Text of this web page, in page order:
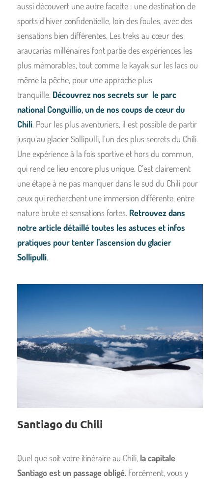
aussi découvert une autre facette : une destination de
sports d’hiver confidentielle, loin des foules, avec des
sensations bien différentes. Les treks au cœur des
araucarias millénaires font partie des expériences les
plus mémorables, tout comme le kayak sur les lacs ou
même la pêche, pour une approche plus
tranquille. Découvrez nos secrets sur le parc
national Conguillío, un de nos coups de cœur du
Chili. Pour les plus aventuriers, il est possible de partir
jusqu’au glacier Sollipulli, l’un des plus secrets du Chili.
Une expérience à la fois sportive et hors du commun,
qui rend ce lieu encore plus unique. C’est clairement
une étape à ne pas manquer dans le sud du Chili pour
ceux qui recherchent une immersion différente, entre
nature brute et sensations fortes. Retrouvez dans
notre article détaillé toutes les astuces et infos
pratiques pour tenter l’ascension du glacier
Sollipulli.
Santiago du Chili
Quel que soit votre itinéraire au Chili, la capitale
Santiago est un passage obligé. Forcément, vous y